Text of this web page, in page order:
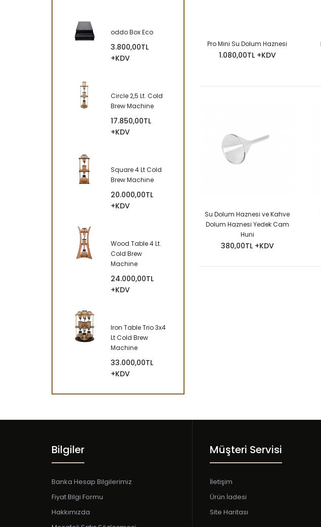
oddo Box Eco
3.800,00TL
+KDV
Circle 2,5 Lt. Cold
Brew Machine
17.850,00TL
+KDV
Square 4 Lt Cold
Brew Machine
20.000,00TL
+KDV
Wood Table 4 Lt.
Cold Brew
Machine
24.000,00TL
+KDV
Iron Table Trio 3x4
Lt Cold Brew
Machine
33.000,00TL
+KDV
Pro Mini Su Dolum Haznesi
1.080,00TL +KDV
Su Dolum Haznesi ve Kahve
Dolum Haznesi Yedek Cam
Huni
380,00TL +KDV
Bilgiler
Banka Hesap Bilgilerimiz
Fiyat Bilgi Formu
Hakkımızda
Müşteri Servisi
İletişim
Ürün İadesi
Site Haritası